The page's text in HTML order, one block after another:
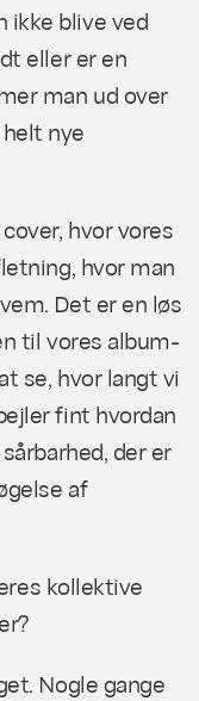
ikke blive ved
eller er en
man ud over
nye
hvor vores
hvor man
Det er en løs
til vores album-
se, hvor langt vi
fint hvordan
der er
af
kollektive
Nogle gange